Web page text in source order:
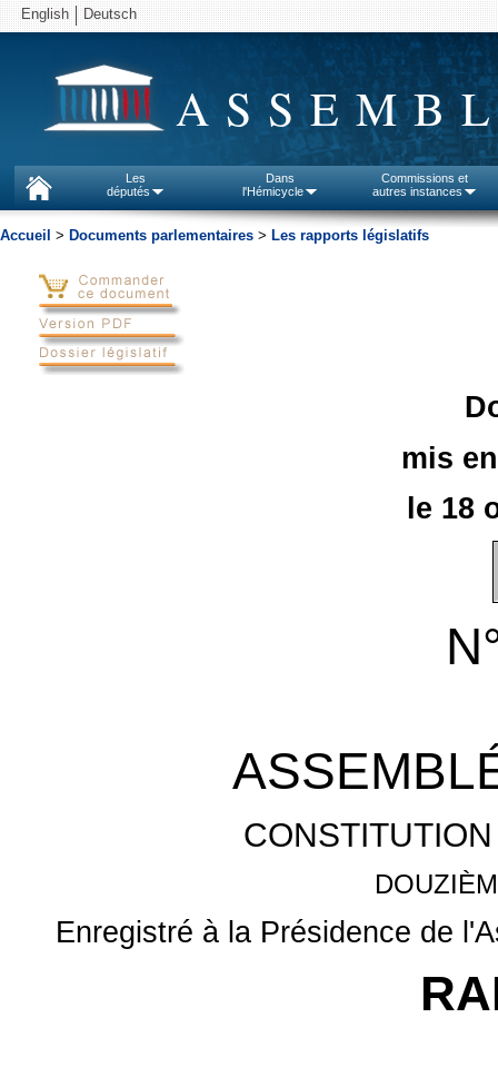
English Deutsch
Les
députés
Dans
l'Hémicycle
Commissions et
autres instances
Accueil > Documents parlementaires > Les rapports législatifs
mis
le 18
Enregistré à la Présidence de